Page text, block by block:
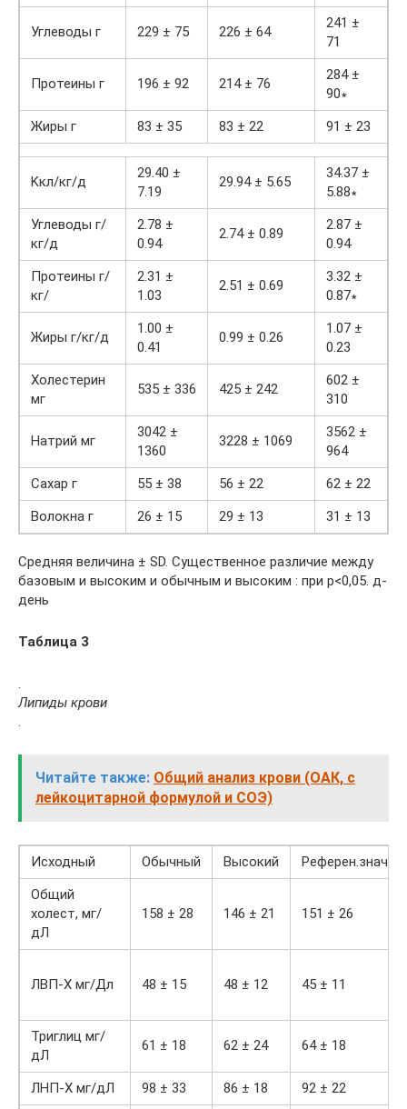
Углеводы г 229 ± 75 226 ± 64
241 ±
71
Протеины г 196 ± 92 214 ± 76
284 ±
90∗
Жиры г
83 ± 35 83 ± 22 91 ± 23
Kкл/кг/д
29.40 ±
7.19
29.94 ± 5.65
34.37 ±
5.88∗
Углеводы г/
кг/д
2.78 ±
0.94
2.74 ± 0.89
2.87 ±
0.94
Протеины г/
кг/
2.31 ±
1.03
2.51 ± 0.69
3.32 ±
0.87∗
Жиры г/кг/д
1.00 ±
0.41
0.99 ± 0.26
1.07 ±
0.23
Холестерин
мг
535 ± 336 425 ± 242
602 ±
310
Натрий мг
3042 ±
1360
3228 ± 1069
3562 ±
964
Сахар г
55 ± 38 56 ± 22
62 ± 22
Волокна г
26 ± 15 29 ± 13 31 ± 13
Средняя величина ± SD. Существенное различие между
базовым и высоким и обычным и высоким : при р<0,05. д-
день
Таблица 3
.
Липиды крови
.
Читайте также: Общий анализ крови (ОАК, с
лейкоцитарной формулой и СОЭ)
Исходный Обычный Высокий
Референ.знач
Общий
холест, мг/
дЛ
158 ± 28 146 ± 21 151 ± 26
ЛВП-Х мг/Дл 48 ± 15 48 ± 12 45 ± 11
Триглиц мг/
дЛ
61 ± 18 62 ± 24 64 ± 18
ЛНП-Х мг/дЛ 98 ± 33 86 ± 18 92 ± 22